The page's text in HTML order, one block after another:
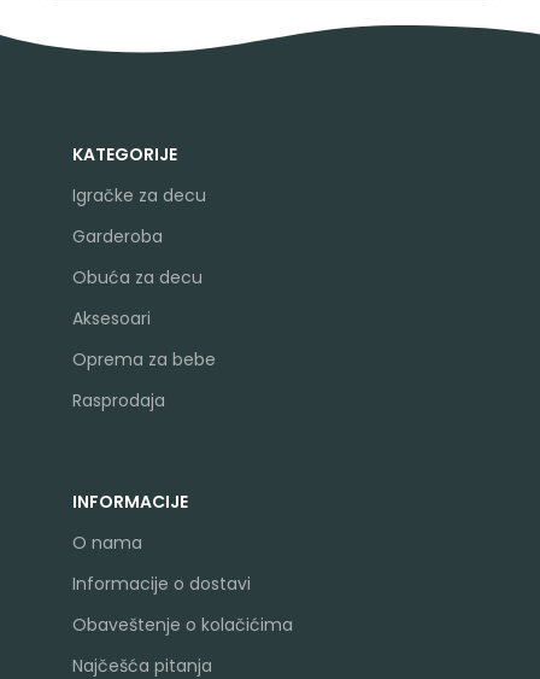
KATEGORIJE
Igračke za decu
Garderoba
Obuća za decu
Aksesoari
Oprema za bebe
Rasprodaja
INFORMACIJE
O nama
Informacije o dostavi
Obaveštenje o kolačićima
Najčešća pitanja